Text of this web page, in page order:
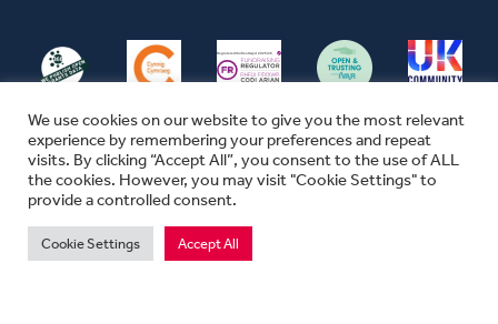
© CFW 2026 ALL RIGHTS RESERVED
FOUNDATION IN WALES
MAE SEFYDLIAD CYMUNEDOL CYMRU YN ELUSEN GOFRESTREDIG YN
We use cookies on our website to give you the most relevant
experience by remembering your preferences and repeat
visits. By clicking “Accept All”, you consent to the use of ALL
the cookies. However, you may visit "Cookie Settings" to
provide a controlled consent.
Cookie Settings Accept All